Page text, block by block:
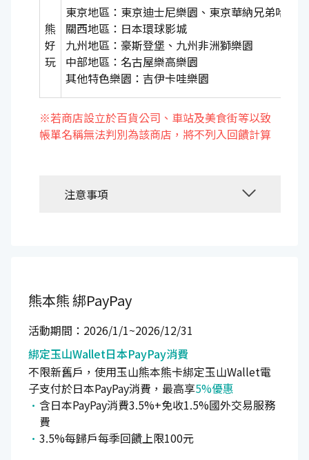
熊
好
玩
東京地區：東京迪士尼樂園、東京華納兄弟哈利
關西地區：日本環球影城
九州地區：豪斯登堡、九州非洲獅樂園
中部地區：名古屋樂高樂園
其他特色樂園：吉伊卡哇樂園
※若商店設立於百貨公司、車站及美食街等以致
帳單名稱無法判別為該商店，將不列入回饋計算
注意事項
熊本熊綁PayPay
活動期間：2026/1/1~2026/12/31
綁定玉山Wallet日本PayPay消費
不限新舊戶，使用玉山熊本熊卡綁定玉山Wallet電
子支付於日本PayPay消費 ，最高享5%優惠
含日本PayPay消費3.5%+免收1.5%國外交易服務
費
3.5%每歸戶每季回饋上限100元